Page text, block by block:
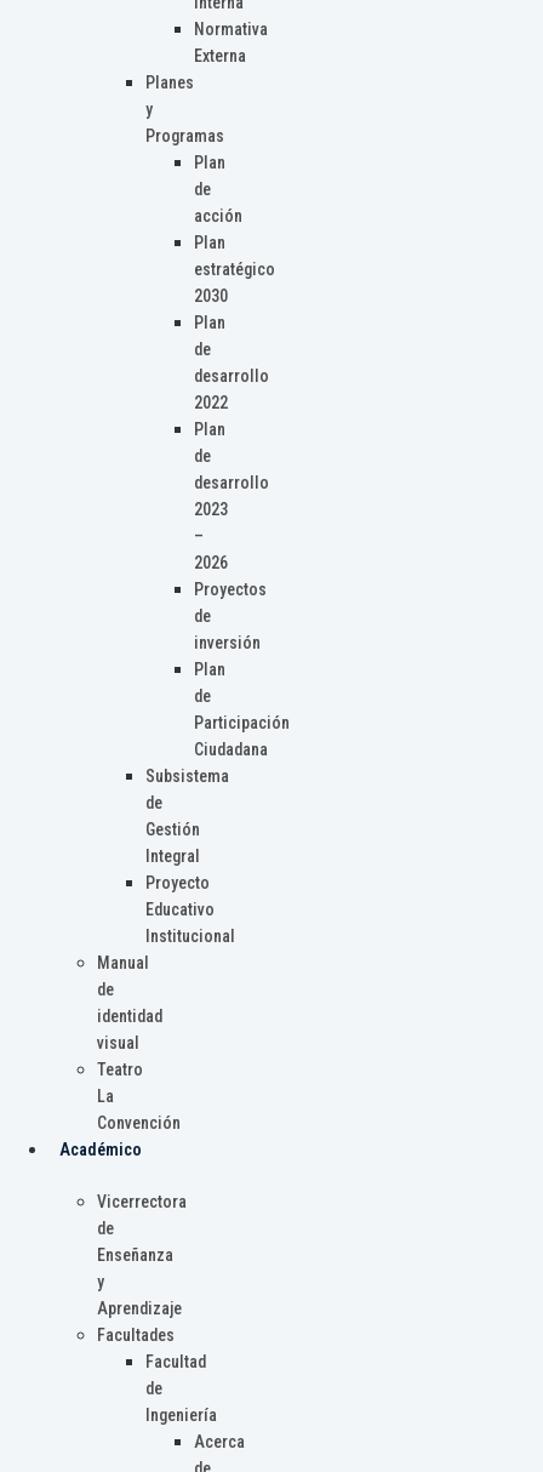
Normativa
Externa
Planes
y
Programas
Plan
de
acción
Plan
estratégico
2030
Plan
de
desarrollo
2022
Plan
de
desarrollo
2023
–
2026
Proyectos
de
inversión
Plan
de
Participación
Ciudadana
Subsistema
de
Gestión
Integral
Proyecto
Educativo
Institucional
Manual
de
identidad
visual
Teatro
La
Convención
Académico
Vicerrectora
de
Enseñanza
y
Aprendizaje
Facultades
Facultad
de
Ingeniería
Acerca